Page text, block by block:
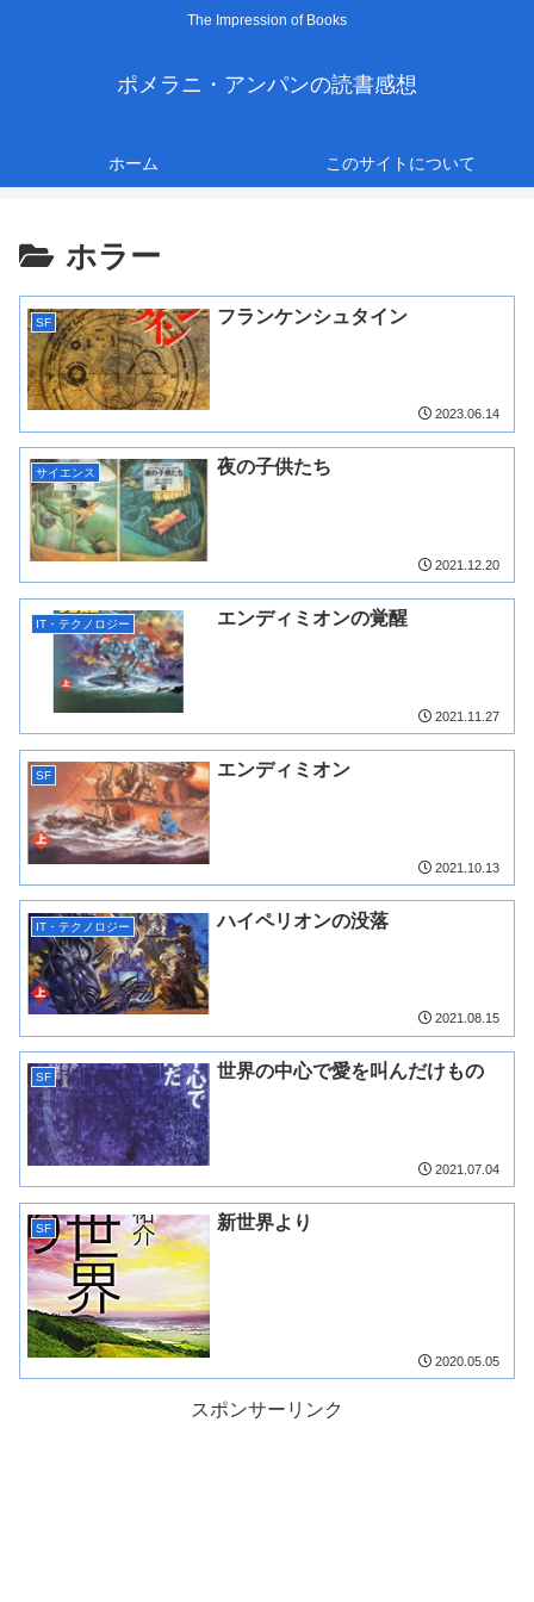
The Impression of Books
ポメラニ・アンパンの読書感想
ホーム このサイトについて
ホラー
SF フランケンシュタイン
2023.06.14
サイエンス 夜の子供たち
2021.12.20
IT・テクノロジー エンディミオンの覚醒
2021.11.27
SF エンディミオン
2021.10.13
IT・テクノロジー ハイペリオンの没落
2021.08.15
SF 世界の中心で愛を叫んだけもの
2021.07.04
SF 新世界より
2020.05.05
スポンサーリンク